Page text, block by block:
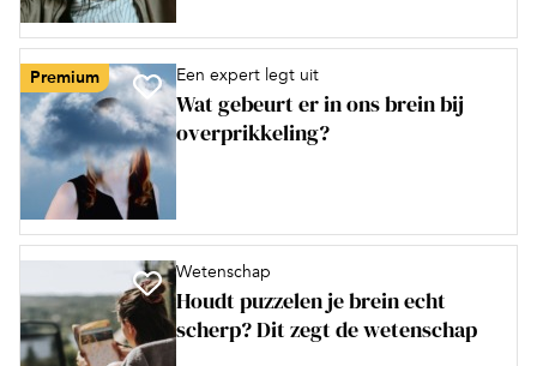
Premium Een expert legt uit
Wat gebeurt er in ons brein bij
overprikkeling?
Wetenschap
Houdt puzzelen je brein echt
scherp? Dit zegt de wetenschap